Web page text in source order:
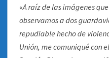
«A raíz de las imágenes
observamos a dos
repudiable hecho de
Unión, me comuniqué con